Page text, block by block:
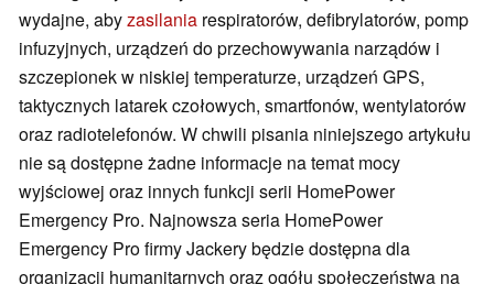
wydajne, abyzasilania respiratorów, defibrylatorów, pomp
infuzyjnych, urządzeń do przechowywania narządów i
szczepionek w niskiej temperaturze, urządzeń GPS,
taktycznych latarek czołowych, smartfonów, wentylatorów
oraz radiotelefonów. W chwili pisania niniejszego artykułu
nie są dostępne żadne informacje na temat mocy
wyjściowej oraz innych funkcji serii HomePower
Emergency Pro. Najnowsza seria HomePower
Emergency Pro firmy Jackery będzie dostępna dla
organizacji humanitarnych oraz ogółu społeczeństwa na